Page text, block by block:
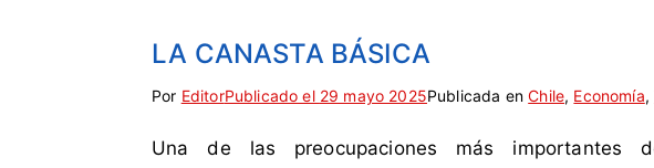
LA CANASTA BÁSICA
Por EditorPublicado el 29 mayo 2025Publicada enChile, Economía,
E
i
S
n
Una de las preocupaciones más importantes